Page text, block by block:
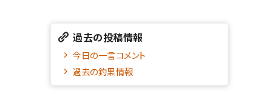
過去の投稿情報
今日の一言コメント
過去の釣果情報